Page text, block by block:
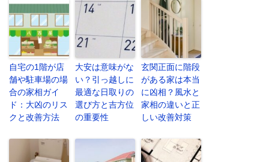
自宅の1階が店
舗や駐車場の場
合の家相ガイ
ド：大凶のリス
クと改善方法
大安は意味がな
い？引っ越しに
最適な日取りの
選び方と吉方位
の重要性
玄関正面に階段
がある家は本当
に凶相？風水と
家相の違いと正
しい改善対策